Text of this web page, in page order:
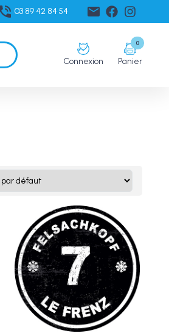
03 89 42 84 54
Connexion
0
Panier